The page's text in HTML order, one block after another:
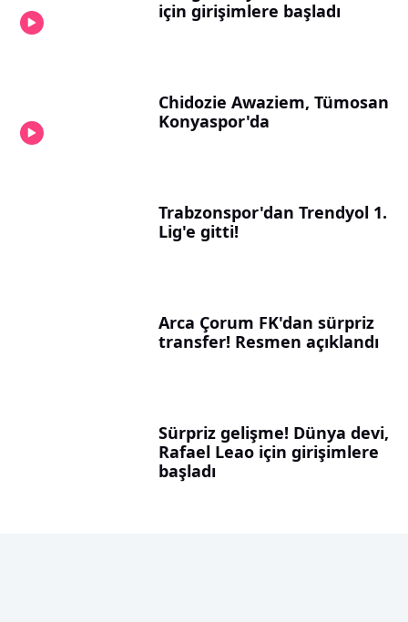
için girişimlere başladı
Chidozie Awaziem, Tümosan
Konyaspor'da
Trabzonspor'dan Trendyol 1.
Lig'e gitti!
Arca Çorum FK'dan sürpriz
transfer! Resmen açıklandı
Sürpriz gelişme! Dünya devi,
Rafael Leao için girişimlere
başladı